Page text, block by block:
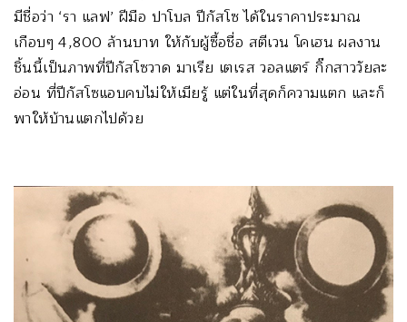
มีชื่อว่า ‘รา แลฟ’ ฝีมือ ปาโบล ปีกัสโซ ได้ในราคาประมาณ
เกือบๆ 4,800 ล้านบาท ให้กับผู้ซื้อชื่อ สตีเวน โคเฮน ผลงาน
ชิ้นนี้เป็นภาพที่ปีกัสโซวาด มาเรีย เตเรส วอลแตร์ กิ๊กสาววัยละ
อ่อน ที่ปีกัสโซแอบคบไม่ให้เมียรู้ แต่ในที่สุดก็ความแตก และก็
พาให้บ้านแตกไปด้วย